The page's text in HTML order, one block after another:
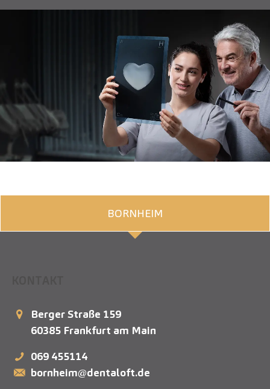
BORNHEIM
Berger Straße 159
60385 Frankfurt am Main
069 455114
bornheim@dentaloft.de